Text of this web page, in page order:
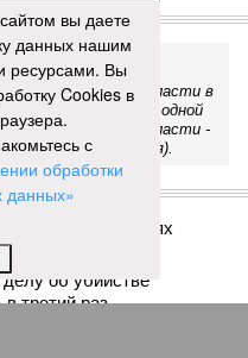
гражданских, пора давать
пора давать
вы даете
данных нашим
ресурсами. Вы
Cookies в
с
обработки
данных»